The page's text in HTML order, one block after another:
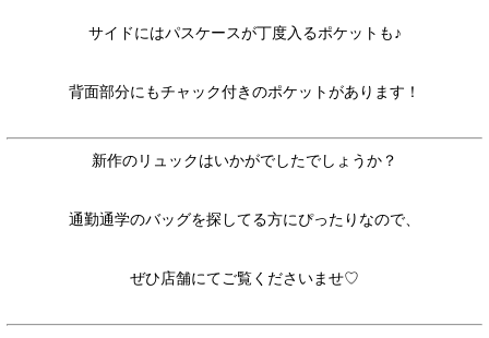
サイドにはパスケースが丁度入るポケットも♪
背面部分にもチャック付きのポケットがあります！
新作のリュックはいかがでしたでしょうか？
通勤通学のバッグを探してる方にぴったりなので、
ぜひ店舗にてご覧くださいませ♡